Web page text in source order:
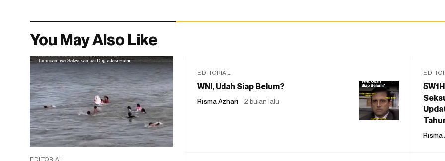
You May Also Like
EDITORIAL
EDITORIAL
WNI, Udah Siap Belum?
Risma Azhari 2 bulan lalu
Risma